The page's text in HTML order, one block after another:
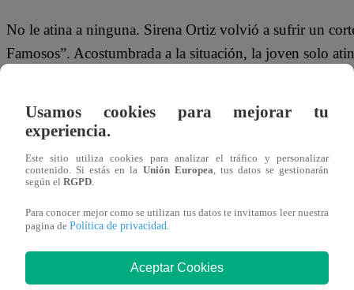
No le atina a ninguna. Sirena Ortiz volvió a sufrir un
Famosos”. Acostumbrada a la situación, la joven solo
Mientras cortaba el hígado para la Fritanga, a Sirena se
bueno…”.
Este miércoles 27 de setiembre se vive una nueva
la cocina para salvarse de la temida Noche de
Usamos cookies para mejorar tu
experiencia.
Este sitio utiliza cookies para analizar el tráfico y personalizar
contenido. Si estás en la Unión Europea, tus datos se gestionarán
según el RGPD.
Para conocer mejor como se utilizan tus datos te invitamos leer nuestra
pagina de Política de privacidad.
Aceptar Cookies